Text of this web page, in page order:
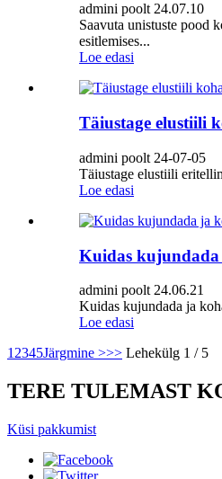
admini poolt 24.07.10
Saavuta unistuste pood
esitlemises...
Loe edasi
Täiustage elustiili
admini poolt 24-07-05
Täiustage elustiili
Loe edasi
Kuidas
admini poolt 24.06.21
Kuidas kujundada ja
Loe edasi
1 2345Järgmine >>> Lehekülg 1 / 5
TERE TULEMAST
Küsi pakkumist